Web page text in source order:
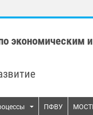
to
content
экономическим
ПФВУ